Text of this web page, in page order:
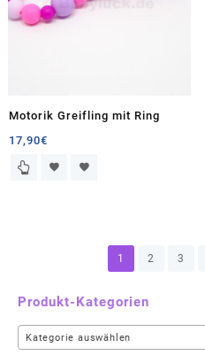
Motorik Greifling mit Ring
17,90€
1 2 3
Produkt-Kategorien
Kategorie auswählen